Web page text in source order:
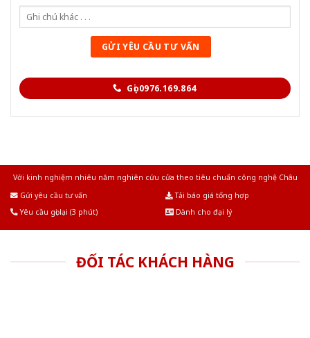
Gọi 0976.169.864
Với kinh nghiệm nhiêu năm nghiên cứu cửa theo tiêu chuẩn công nghệ Châu
Gửi yêu cầu tư vấn
Tải báo giá tổng hợp
Yêu cầu gọi lại (3 phút)
Dành cho đại lý
ĐỐI TÁC KHÁCH HÀNG